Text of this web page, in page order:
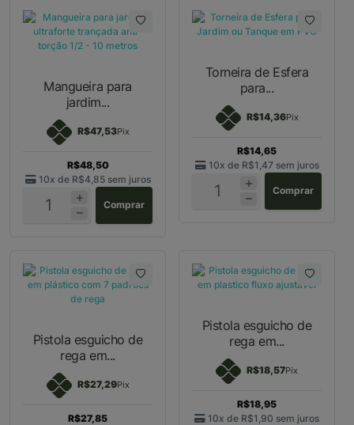
Mangueira para
jardim...
R$47,53Pix
R$48,50
10x de R$4,85 sem juros
Comprar
Torneira de Esfera
para...
R$14,36Pix
R$14,65
10x de R$1,47 sem juros
Comprar
Pistola esguicho de
rega em...
R$27,29Pix
R$27,85
Pistola esguicho de
rega em...
R$18,57Pix
R$18,95
10x de R$1,90 sem juros